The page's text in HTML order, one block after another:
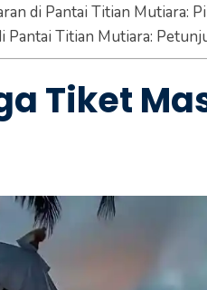
di Pantai Titian Mutiara:
Pantai Titian Mutiara:
Tiket